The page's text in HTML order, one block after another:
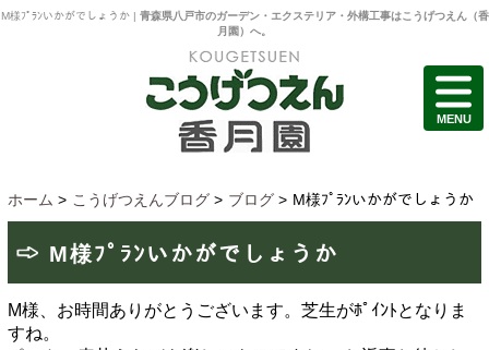
M様ﾌﾟﾗﾝいかがでしょうか | 青森県八戸市のガーデン・エクステリア・外構工事はこうげつえん（香
月園）へ。
ホーム > こうげつえんブログ > ブログ > M様ﾌﾟﾗﾝいかがでしょうか
M様ﾌﾟﾗﾝいかがでしょうか
M様、お時間ありがとうございます。芝生がﾎﾟｲﾝﾄとなりま
すね。
MENU